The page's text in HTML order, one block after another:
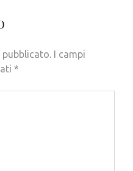
I campi
*